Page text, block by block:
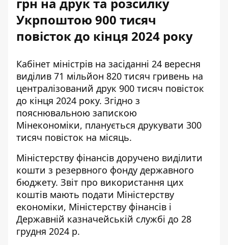
Укрпоштою 900 тисяч
повісток до кінця 2024 року
Кабінет міністрів на засіданні 24 вересня
виділив 71 мільйон 820 тисяч гривень на
централізований друк 900 тисяч повісток
до кінця 2024 року. Згідно з
пояснювальною запискою
Мінекономіки, планується друкувати 300
тисяч повісток на місяць.
Міністерству фінансів доручено виділити
кошти з резервного фонду державного
бюджету. Звіт про використання цих
коштів мають подати Міністерству
економіки, Міністерству фінансів і
Державній казначейській службі до 28
грудня 2024 р.